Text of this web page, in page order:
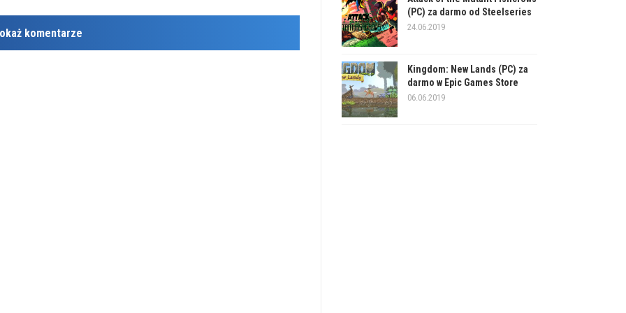
komentarze
(PC) za darmo od Steelseries
24.06.2019
Kingdom: New Lands (PC) za
darmo w Epic Games Store
06.06.2019